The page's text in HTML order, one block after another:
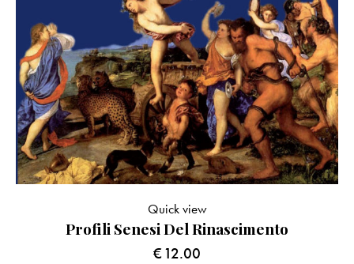
Profili Senesi Del Rinascimento
€12.00
Quick view